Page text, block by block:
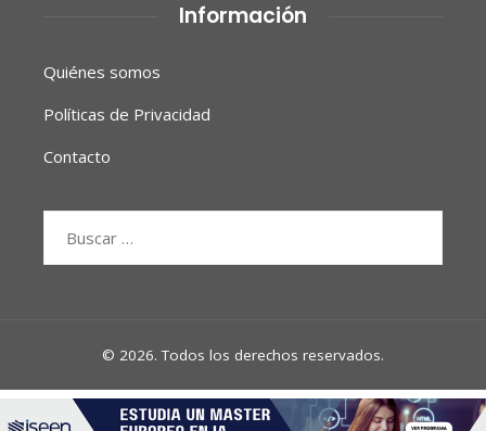
Información
Quiénes somos
Políticas de Privacidad
Contacto
© 2026. Todos los derechos reservados.